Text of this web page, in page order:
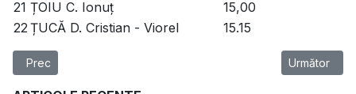
21 ȚOIU C. Ionuț
15,00
22ȚUCĂ D. Cristian - Viorel 15.15
Articol precedent: Programare pe ore - susținere Disertație
Prec Articolul
Următor